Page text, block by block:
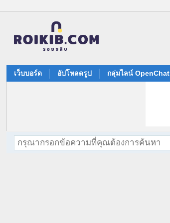
เว็บบอร์ด อัปโหลดรูป กลุ่มไลน์ OpenChat